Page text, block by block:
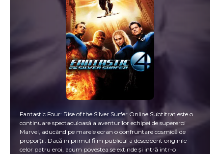
Fantastic Four: Rise of the Silver Surfer Online Subtitrat este o
continuare spectaculoasă a aventurilor echipei de supereroi
Marvel, aducând pe marele ecran o confruntare cosmică de
proporții. Dacă în primul film publicul a descoperit originile
celor patru eroi, acum povestea se extinde și intră într-o